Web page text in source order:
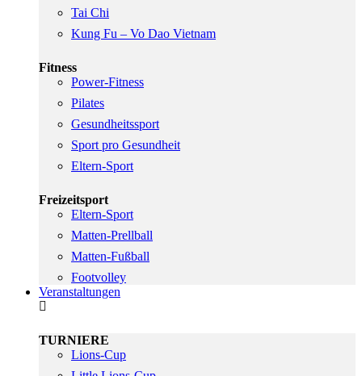
Tai Chi
Kung Fu – Vo Dao Vietnam
Fitness
Power-Fitness
Pilates
Gesundheitssport
Sport pro Gesundheit
Eltern-Sport
Freizeitsport
Eltern-Sport
Matten-Prellball
Matten-Fußball
Footvolley
Veranstaltungen
TURNIERE
Lions-Cup